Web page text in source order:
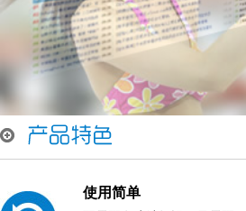
使用简单